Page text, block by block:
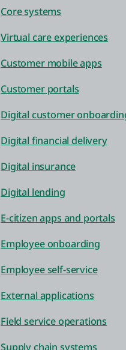
Core systems
Virtual care experiences
Customer mobile apps
Customer portals
Digital customer
Digital financial delivery
Digital insurance
Digital lending
E-citizen apps and portals
Employee onboarding
Employee self-service
External applications
Field service operations
Supply chain systems